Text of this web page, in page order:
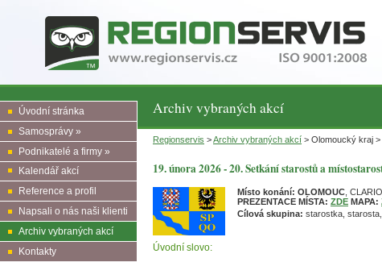
Archiv vybraných akcí
Úvodní stránka
Samosprávy »
Podnikatelé a firmy »
Kalendář akcí
Reference a profil
Napsali o nás naši klienti
Archiv vybraných akcí
Kontakty
Regionservis >Archiv vybraných akcí > Olomoucký kraj
19. února 2026 - 20. Setkání starostů a
Místo konání: OLOMOUC ,
PREZENTACE MÍSTA: ZDE MAPA:
Cílová skupina: starostka,
Úvodní slovo: